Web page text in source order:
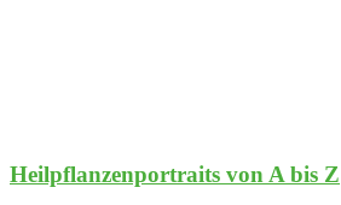
Heilpflanzenportraits von A bis Z